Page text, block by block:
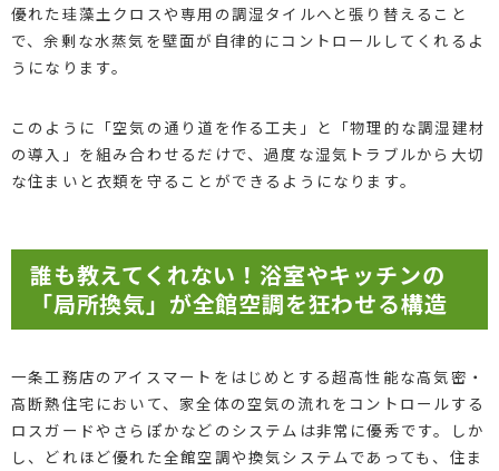
優れた珪藻土クロスや専用の調湿タイルへと張り替えること
で、余剰な水蒸気を壁面が自律的にコントロールしてくれるよ
うになります。
このように「空気の通り道を作る工夫」と「物理的な調湿建材
の導入」を組み合わせるだけで、過度な湿気トラブルから大切
な住まいと衣類を守ることができるようになります。
誰も教えてくれない！浴室やキッチンの
「局所換気」が全館空調を狂わせる構造
一条工務店のアイスマートをはじめとする超高性能な高気密・
高断熱住宅において、家全体の空気の流れをコントロールする
ロスガードやさらぽかなどのシステムは非常に優秀です。しか
し、どれほど優れた全館空調や換気システムであっても、住ま